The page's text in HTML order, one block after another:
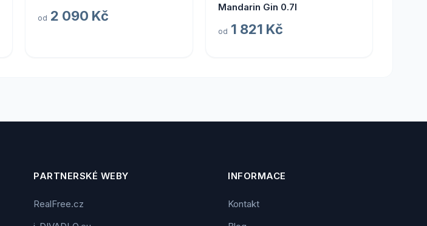
od 2 090 Kč
Mandarin Gin 0.7l
od 1 821 Kč
PARTNERSKÉ WEBY
RealFree.cz
INFORMACE
Kontakt